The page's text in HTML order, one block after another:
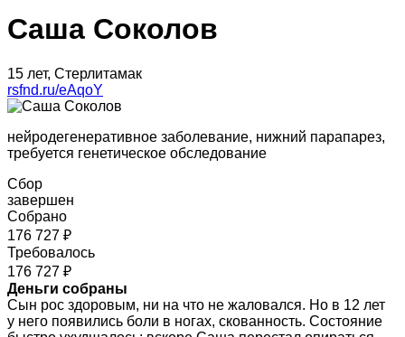
Саша Соколов
15 лет, Стерлитамак
rsfnd.ru/eAqoY
нейродегенеративное заболевание, нижний парапарез,
требуется генетическое обследование
Сбор
завершен
Собрано
176 727 ₽
Требовалось
176 727 ₽
Деньги собраны
Сын рос здоровым, ни на что не жаловался. Но в 12 лет
у него появились боли в ногах, скованность. Состояние